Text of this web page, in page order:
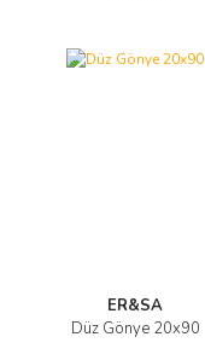
ER&SA
Düz Gönye 20x90